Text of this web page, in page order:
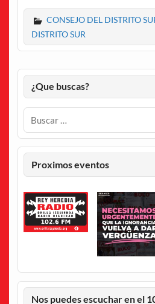
CONSEJO DEL DISTRITO
DISTRITO SUR
¿Que buscas?
Proximos eventos
Nos puedes escuchar en el